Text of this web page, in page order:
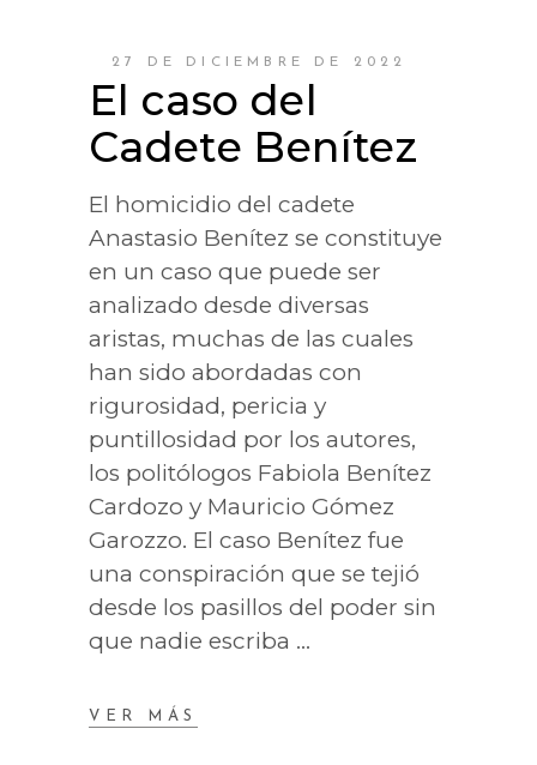
27 DE DICIEMBRE DE 2022
El caso del
Cadete Benítez
El homicidio del cadete
Anastasio Benítez se constituye
en un caso que puede ser
analizado desde diversas
aristas, muchas de las cuales
han sido abordadas con
rigurosidad, pericia y
puntillosidad por los autores,
los politólogos Fabiola Benítez
Cardozo y Mauricio Gómez
Garozzo. El caso Benítez fue
una conspiración que se tejió
desde los pasillos del poder sin
que nadie escriba
VER MÁS